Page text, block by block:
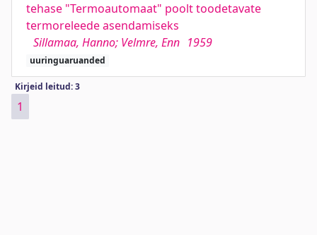
tehase "Termoautomaat" poolt toodetavate
termoreleede asendamiseks
Sillamaa, Hanno; Velmre, Enn 1959
uuringuaruanded
Kirjeid leitud: 3
1